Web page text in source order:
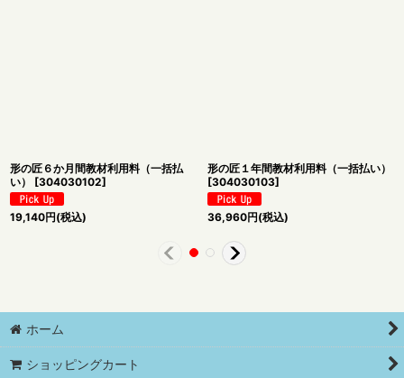
形の匠６か月間教材利用料（一括払
い）
[304030102]
19,140円(税込)
形の匠１年間教材利用料（一括払い）
[304030103]
36,960円(税込)
ホーム
ショッピングカート